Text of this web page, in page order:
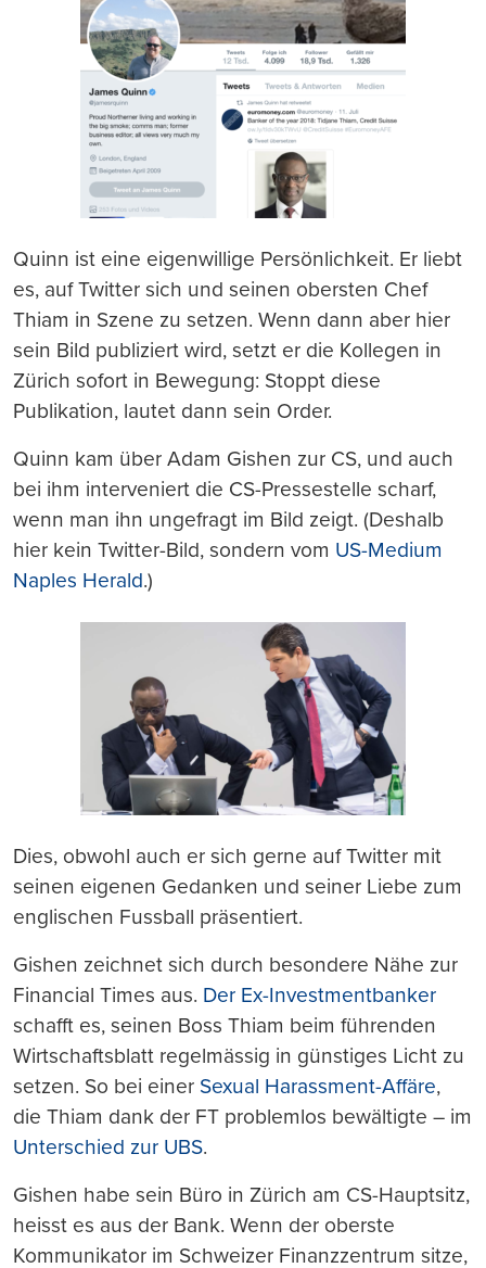
Quinn ist eine eigenwillige Persönlichkeit. Er liebt
es, auf Twitter sich und seinen obersten Chef
Thiam in Szene zu setzen. Wenn dann aber hier
sein Bild publiziert wird, setzt er die Kollegen in
Zürich sofort in Bewegung: Stoppt diese
Publikation, lautet dann sein Order.
Quinn kam über Adam Gishen zur CS, und auch
bei ihm interveniert die CS-Pressestelle scharf,
wenn man ihn ungefragt im Bild zeigt. (Deshalb
hier kein Twitter-Bild, sondern vom US-Medium
Naples Herald.)
Dies, obwohl auch er sich gerne auf Twitter mit
seinen eigenen Gedanken und seiner Liebe zum
englischen Fussball präsentiert.
Gishen zeichnet sich durch besondere Nähe zur
Financial Times aus. Der Ex-Investmentbanker
schafft es, seinen Boss Thiam beim führenden
Wirtschaftsblatt regelmässig in günstiges Licht zu
setzen. So bei einer Sexual Harassment-Affäre,
die Thiam dank der FT problemlos bewältigte – im
Unterschied zur UBS.
Gishen habe sein Büro in Zürich am CS-Hauptsitz,
heisst es aus der Bank. Wenn der oberste
Kommunikator im Schweizer Finanzzentrum sitze,